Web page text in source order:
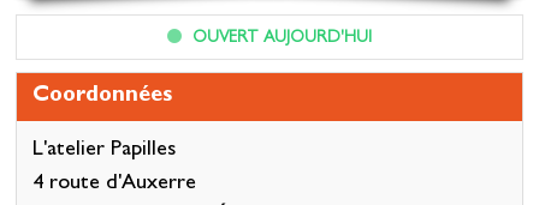
OUVERT AUJOURD'HUI
Coordonnées
L'atelier Papilles
4 route d'Auxerre